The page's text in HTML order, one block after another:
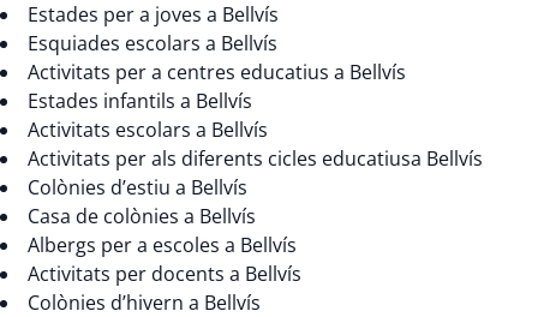
Estades per a joves a Bellvís
Esquiades escolars a Bellvís
Activitats per a centres educatius a Bellvís
Estades infantils a Bellvís
Activitats escolars a Bellvís
Activitats per als diferents cicles educatiusa Bellvís
Colònies d’estiu a Bellvís
Casa de colònies a Bellvís
Albergs per a escoles a Bellvís
Activitats per docents a Bellvís
Colònies d’hivern a Bellvís